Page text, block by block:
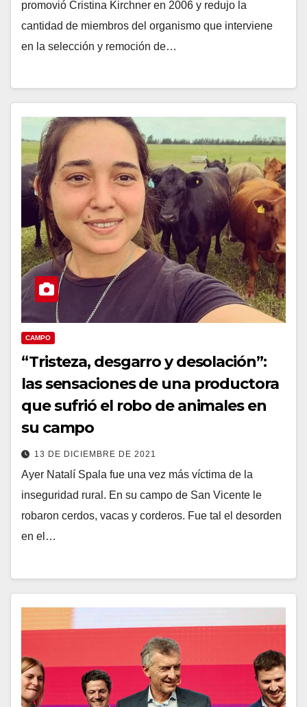
promovió Cristina Kirchner en 2006 y redujo la
cantidad de miembros del organismo que interviene
en la selección y remoción de…
CAMPO
“Tristeza, desgarro y desolación”:
las sensaciones de una productora
que sufrió el robo de animales en
su campo
13 DE DICIEMBRE DE 2021
Ayer Natalí Spala fue una vez más víctima de la
inseguridad rural. En su campo de San Vicente le
robaron cerdos, vacas y corderos. Fue tal el desorden
en el…